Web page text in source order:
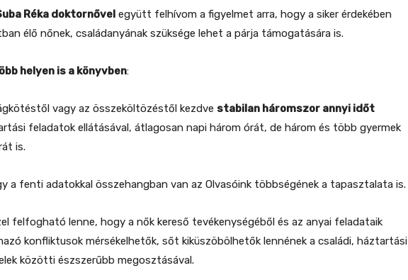
Réka doktornővel együtt felhívom a figyelmet arra, hogy a siker érdekében
élő nőnek, családanyának szüksége lehet a párja támogatására is.
helyen is a könyvben:
vagy az összeköltözéstől kezdve stabilan háromszor annyi időt
feladatok ellátásával, átlagosan napi három órát, de három és több gyermek
is.
a fenti adatokkal összehangban van az Olvasóink többségének a tapasztalata is.
felfogható lenne, hogy a nők kereső tevékenységéből és az anyai feladataik
konfliktusok mérsékelhetők, sőt kiküszöbölhetők lennének a családi, háztartási
közötti észszerűbb megosztásával.